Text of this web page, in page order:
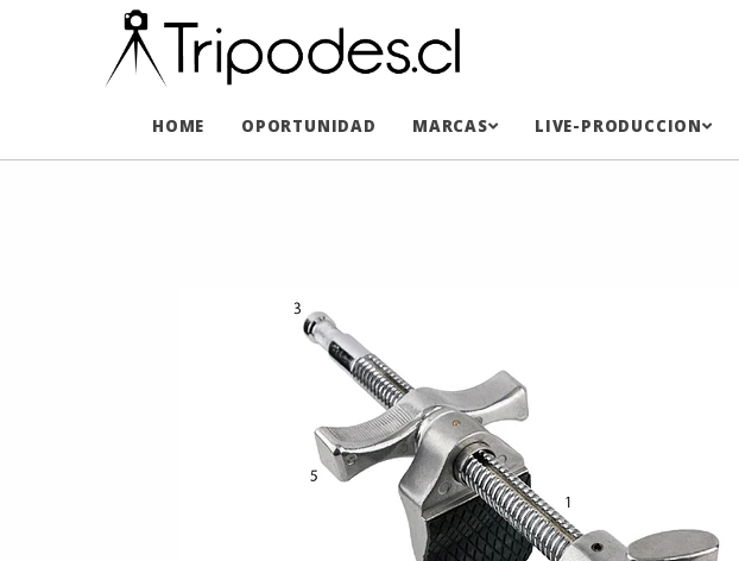
HOME OPORTUNIDAD MARCAS LIVE-PRODUCCION